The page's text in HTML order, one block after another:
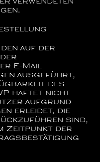
verwendeten
auf der
E-Mail
ausgeführt,
des
haftet nicht
aufgrund
erleidet, die
sind,
Zeitpunkt der